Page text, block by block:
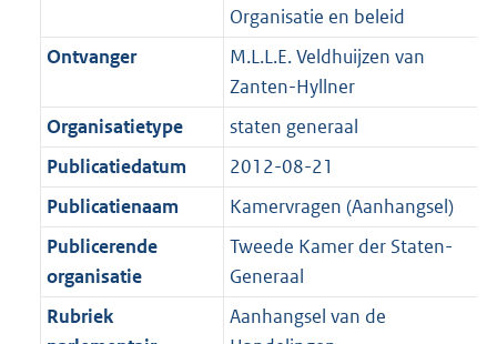
t
K
b
2
K
b
Organisatie en beleid
Ontvanger
M.L.L.E. Veldhuijzen van
Zanten-Hyllner
Organisatietype
staten generaal
Publicatiedatum
2012-08-21
Publicatienaam
Kamervragen (Aanhangsel)
Publicerende
organisatie
Tweede Kamer der Staten-
Generaal
Rubriek
Aanhangsel van de